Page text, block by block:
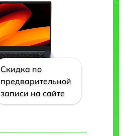
Скидка по
предварительной
записи на сайте